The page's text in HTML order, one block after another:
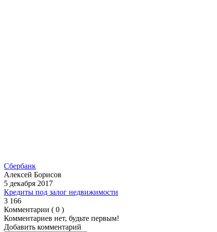
Сбербанк
Алексей Борисов
5 декабря 2017
Кредиты под залог недвижимости
3 166
Комментарии ( 0 )
Комментариев нет, будьте первым!
Добавить комментарий